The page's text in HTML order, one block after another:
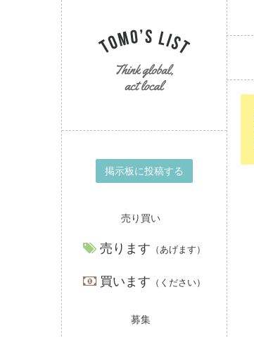
掲示板に投稿する
売り買い
売ります （あげます）
買います （ください）
募集